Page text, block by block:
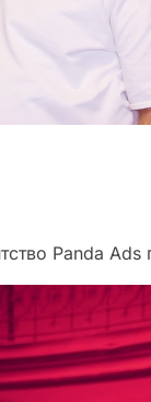
Panda Ads